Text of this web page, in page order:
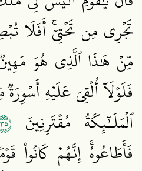
تَجۡرِي مِن تَحۡتِيٓۚ أَفَلَا
مِّنۡ هَٰذَا ٱلَّذِي هُوَ
فَلَوۡلَآ أُلۡقِيَ عَلَيۡهِ
ٱلۡمَلَـٰٓئِكَةُ مُقۡتَرِنِينَ
فَأَطَاعُوهُۚ إِنَّهُمۡ كَانُواْ